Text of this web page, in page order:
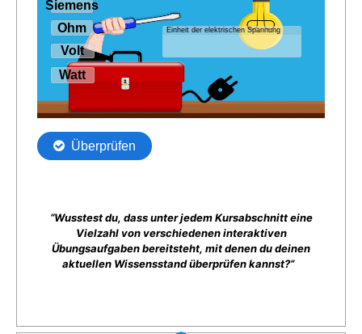
“Wusstest du, dass unter jedem Kursabschnitt eine
Vielzahl von verschiedenen interaktiven
Übungsaufgaben bereitsteht, mit denen du deinen
aktuellen Wissensstand überprüfen kannst?”